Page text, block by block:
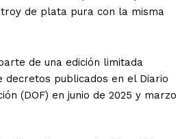
de plata pura con la misma
de una edición limitada
decretos publicados en el Diario
(DOF) en junio de 2025 y marzo